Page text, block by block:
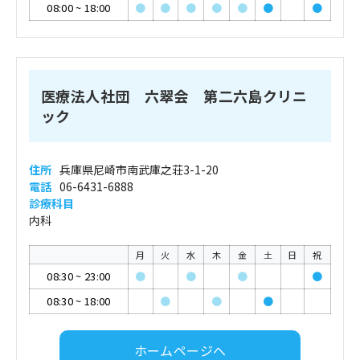
08:00~ 18:00 ● ● ● ● ● ● ●
医療法人社団 六翠会 第二六島クリニ
ック
住所 兵庫県尼崎市南武庫之荘3-1-20
電話 06-6431-6888
診療科目
内科
月 火 水 木 金 土 日 祝
08:30~ 23:00 ● ● ●
●
08:30~ 18:00 ● ● ●
ホームページへ